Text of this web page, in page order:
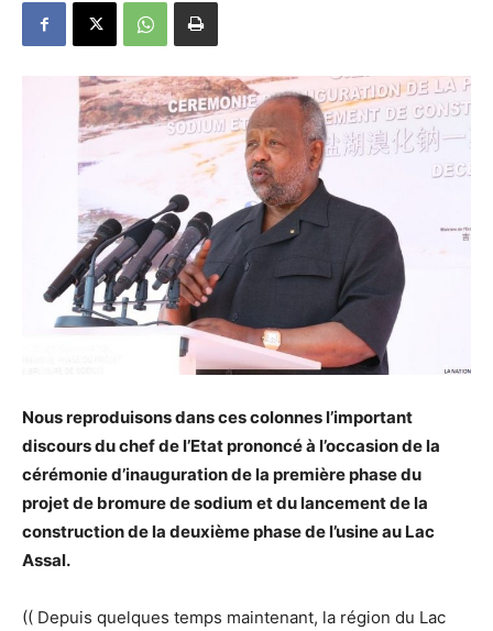
Nous reproduisons dans ces colonnes l’important
discours du chef de l’Etat prononcé à l’occasion de la
cérémonie d’inauguration de la première phase du
projet de bromure de sodium et du lancement de la
construction de la deuxième phase de l’usine au Lac
Assal.
(( Depuis quelques temps maintenant, la région du Lac